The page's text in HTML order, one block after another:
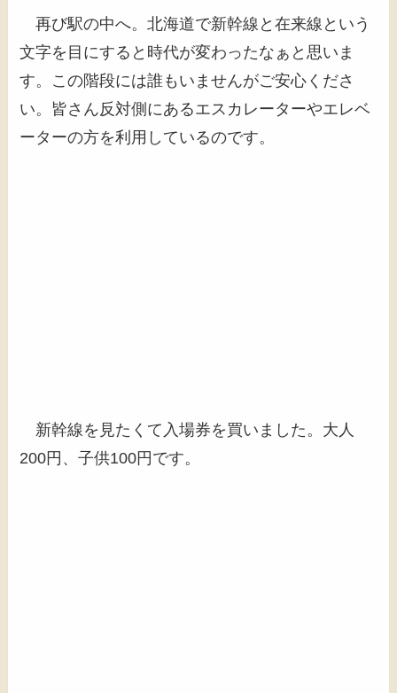
再び駅の中へ。北海道で新幹線と在来線という
文字を目にすると時代が変わったなぁと思いま
す。この階段には誰もいませんがご安心くださ
い。皆さん反対側にあるエスカレーターやエレベ
ーターの方を利用しているのです。
新幹線を見たくて入場券を買いました。大人
200円、子供100円です。